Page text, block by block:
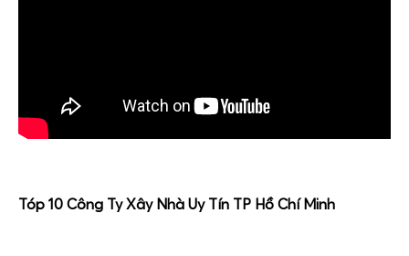
Tóp 10 Công Ty Xây Nhà Uy Tín TP Hồ Chí Minh